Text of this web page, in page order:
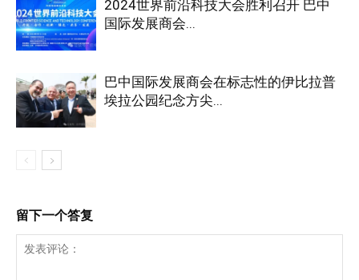
2024世界前沿科技大会胜利召开 巴中
国际发展商会...
巴中国际发展商会在标志性的伊比拉普
埃拉公园纪念方尖...
留下一个答复